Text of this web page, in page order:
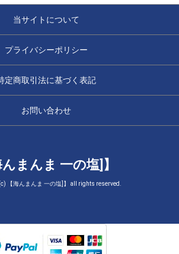
当サイトについて
プライバシーポリシー
定商取引法に基づく表記
お問い合わせ
んまんま 一の塩]】
【海んまんま 一の塩]】 all rights reserved.